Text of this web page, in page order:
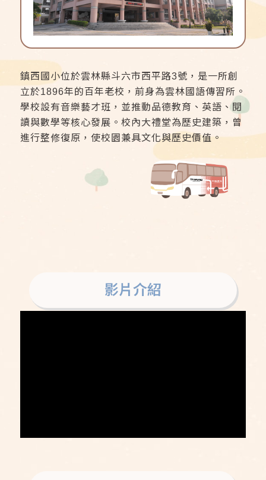
鎮西國小位於雲林縣斗六市西平路3號，是一所創
立於1896年的百年老校，前身為雲林國語傳習所。
學校設有音樂藝才班，並推動品德教育、英語、閱
讀與數學等核心發展。校內大禮堂為歷史建築，曾
進行整修復原，使校園兼具文化與歷史價值。
影片介紹